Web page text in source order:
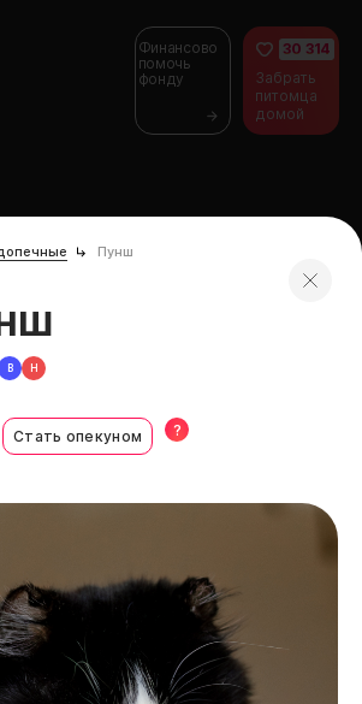
Финансово
помочь
фонду
30 314
Забрать
питомца
домой
Пунш
Стать опекуном ?
В Н